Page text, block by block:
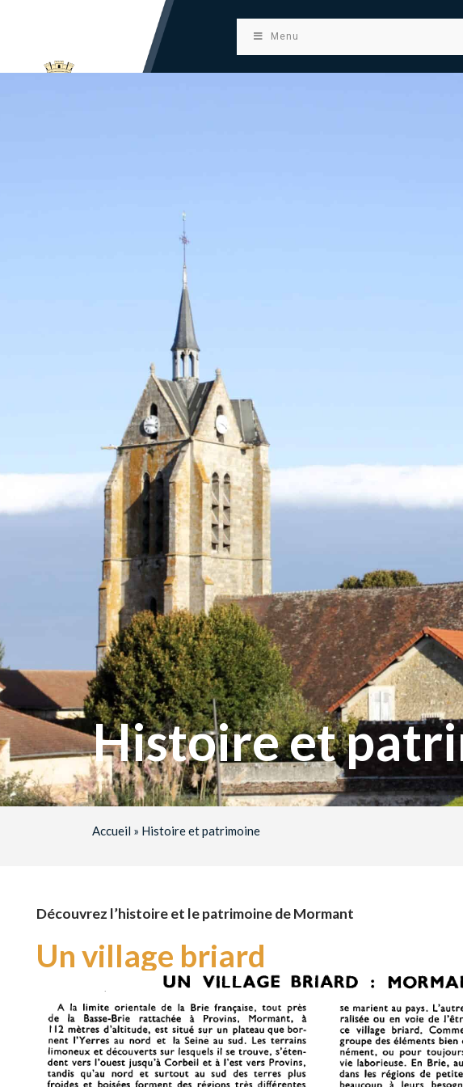
Menu
Histoire et
Accueil » Histoire et patrimoine
Découvrez l’histoire et le patrimoine de Mormant
Un village briard